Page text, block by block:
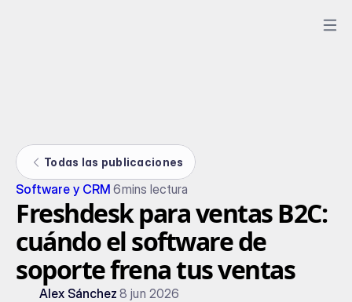
Todas las publicaciones
Software y CRM 6mins lectura
Freshdesk para ventas B2C:
cuándo el software de
soporte frena tus ventas
Alex Sánchez 8 jun 2026